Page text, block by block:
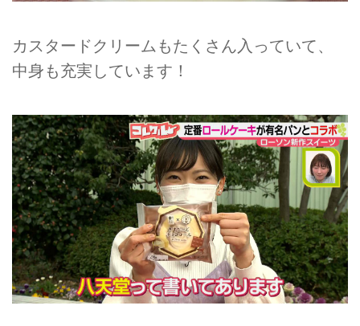
カスタードクリームもたくさん入っていて、
中身も充実しています！